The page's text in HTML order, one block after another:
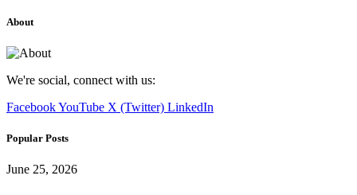
About
We're social, connect with us:
FacebookYouTube X (Twitter) LinkedIn
Popular Posts
June 25, 2026